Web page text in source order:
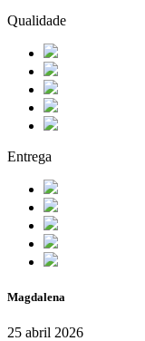
Qualidade
Entrega
Magdalena
25 abril 2026